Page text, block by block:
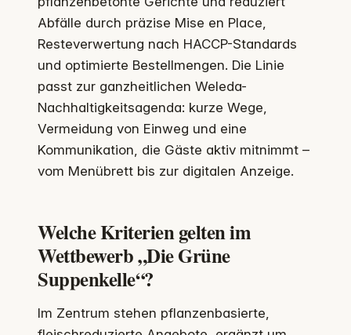
Abfälle durch präzise Mise en Place,
Resteverwertung nach HACCP-Standards
und optimierte Bestellmengen. Die Linie
passt zur ganzheitlichen Weleda-
Nachhaltigkeitsagenda: kurze Wege,
Vermeidung von Einweg und eine
Kommunikation, die Gäste aktiv mitnimmt –
vom Menübrett bis zur digitalen Anzeige.
Welche Kriterien gelten im
Wettbewerb „Die Grüne
Suppenkelle“?
Im Zentrum stehen pflanzenbasierte,